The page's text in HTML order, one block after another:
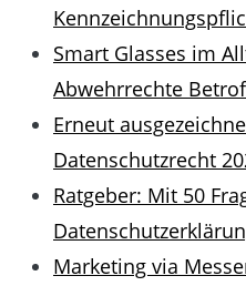
Smart Glasses im
Abwehrrechte
Erneut
Datenschutzrecht
Ratgeber: Mit 50
Marketing via